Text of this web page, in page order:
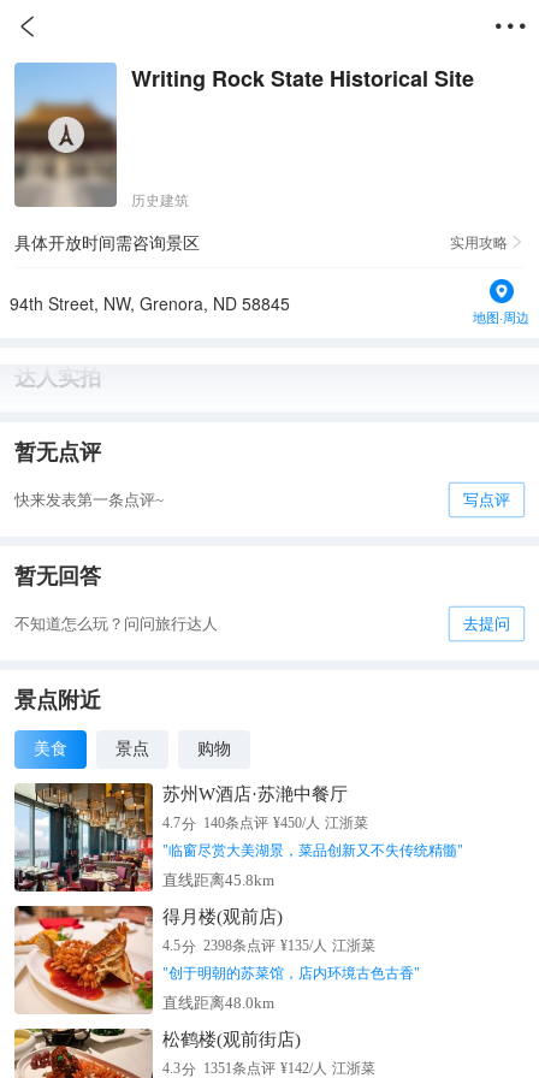
 
Writing Rock State Historical Site
历史建筑
具体开放时间需咨询景区 实用攻略 
94th Street, NW, Grenora, ND 58845
地图·周边
达人实拍
暂无点评
快来发表第一条点评~ 写点评
暂无回答
不知道怎么玩？问问旅行达人 去提问
景点附近
美食 景点 购物
苏州W酒店·苏滟中餐厅
4.7分 140条点评 ¥450/人 江浙菜
"临窗尽赏大美湖景，菜品创新又不失传统精髓"
直线距离45.8km
得月楼(观前店)
4.5分 2398条点评 ¥135/人 江浙菜
"创于明朝的苏菜馆，店内环境古色古香"
直线距离48.0km
松鹤楼(观前街店)
4.3分 1351条点评 ¥142/人 江浙菜